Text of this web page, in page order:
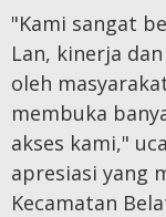
"Kami sangat
Lan, kinerja
oleh
membuka
akses kami,"
apresiasi yang
Kecamatan